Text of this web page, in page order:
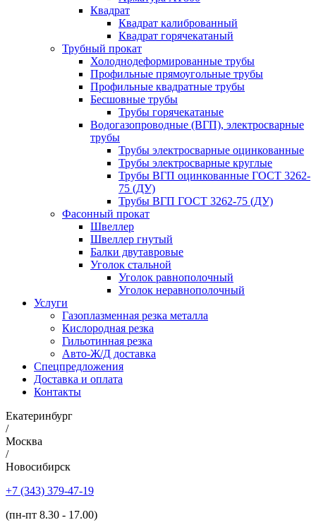
Квадрат
Квадрат калиброванный
Квадрат горячекатаный
Трубный прокат
Холоднодеформированные трубы
Профильные прямоугольные трубы
Профильные квадратные трубы
Бесшовные трубы
Трубы горячекатаные
Водогазопроводные (ВГП), электросварные
трубы
Трубы электросварные оцинкованные
Трубы электросварные круглые
Трубы ВГП оцинкованные ГОСТ 3262-
75 (ДУ)
Трубы ВГП ГОСТ 3262-75 (ДУ)
Фасонный прокат
Швеллер
Швеллер гнутый
Балки двутавровые
Уголок стальной
Уголок равнополочный
Уголок неравнополочный
Услуги
Газоплазменная резка металла
Кислородная резка
Гильотинная резка
Авто-Ж/Д доставка
Спецпредложения
Доставка и оплата
Контакты
Екатеринбург
/
Москва
/
Новосибирск
+7 (343) 379-47-19
(пн-пт 8.30 - 17.00)